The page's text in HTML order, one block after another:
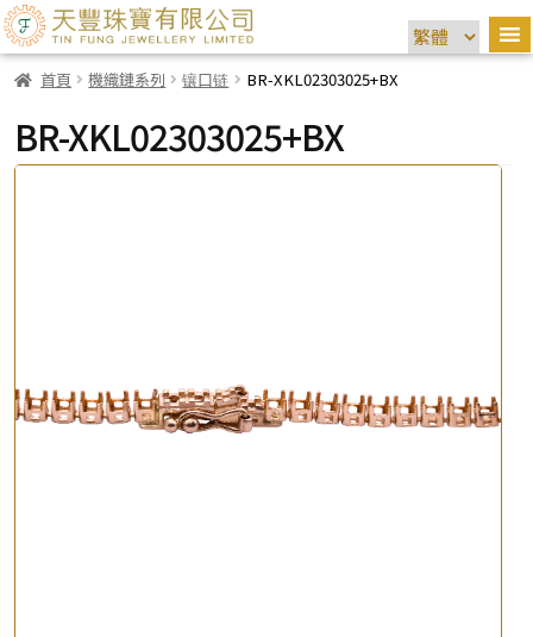
首頁 機織鏈系列 镶口链 BR-XKL02303025+BX
BR-XKL02303025+BX